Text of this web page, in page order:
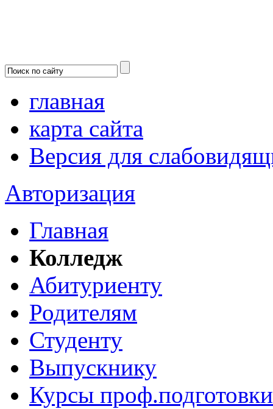
главная
карта сайта
Версия для
Авторизация
Главная
Колледж
Абитуриенту
Родителям
Студенту
Выпускнику
Курсы проф.подготовки